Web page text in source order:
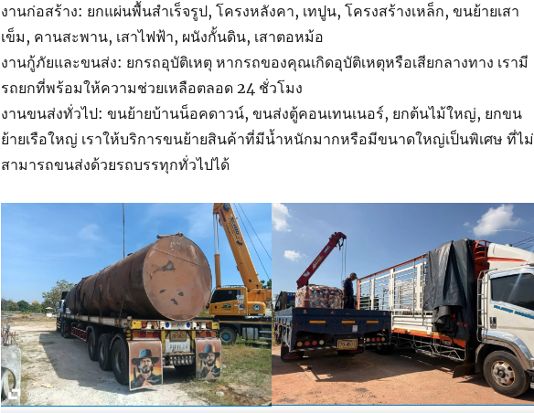
งานก่อสร้าง: ยกแผ่นพื้นสำเร็จรูป, โครงหลังคา, เทปูน, โครงสร้างเหล็ก, ขนย้ายเสา
เข็ม, คานสะพาน, เสาไฟฟ้า, ผนังกั้นดิน, เสาตอหม้อ
งานกู้ภัยและขนส่ง: ยกรถอุบัติเหตุ หากรถของคุณเกิดอุบัติเหตุหรือเสียกลางทาง เรามี
รถยกที่พร้อมให้ความช่วยเหลือตลอด 24 ชั่วโมง
งานขนส่งทั่วไป: ขนย้ายบ้านน็อคดาวน์, ขนส่งตู้คอนเทนเนอร์, ยกต้นไม้ใหญ่, ยกขน
ย้ายเรือใหญ่ เราให้บริการขนย้ายสินค้าที่มีน้ำหนักมากหรือมีขนาดใหญ่เป็นพิเศษ ที่ไม่
สามารถขนส่งด้วยรถบรรทุกทั่วไปได้